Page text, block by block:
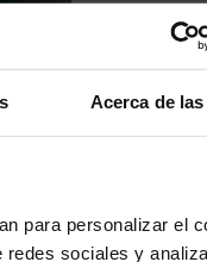
Acerca de
para personalizar el
sociales y
DEPÓSITO
CO.INOX